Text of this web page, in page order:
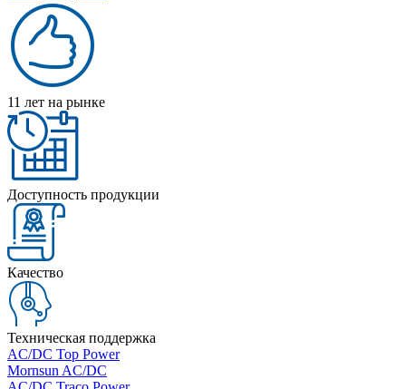
11 лет на рынке
Доступность продукции
Качество
Техническая поддержка
AC/DC Top Power
Mornsun AC/DC